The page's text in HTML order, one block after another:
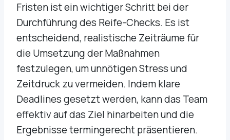
Fristen ist ein wichtiger Schritt bei der
Durchführung des Reife-Checks. Es ist
entscheidend, realistische Zeiträume für
die Umsetzung der Maßnahmen
festzulegen, um unnötigen Stress und
Zeitdruck zu vermeiden. Indem klare
Deadlines gesetzt werden, kann das Team
effektiv auf das Ziel hinarbeiten und die
Ergebnisse termingerecht präsentieren.